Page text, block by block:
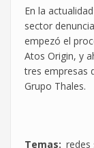
En la
sector
empezó el
Atos Origin, y
tres empresas
Grupo Thales.
Temas
redes